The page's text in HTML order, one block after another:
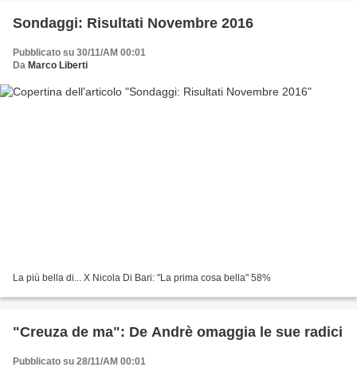
Sondaggi: Risultati Novembre 2016
Pubblicato su 30/11/AM 00:01
Da Marco Liberti
La più bella di... X Nicola Di Bari: "La prima cosa bella" 58%
"Creuza de ma": De Andrè omaggia le sue radici
Pubblicato su 28/11/AM 00:01